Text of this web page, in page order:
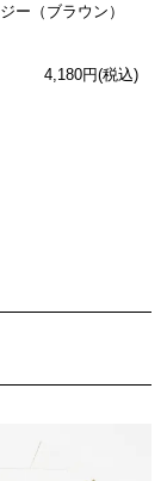
ー（ブラウン）
4,180円(税込)